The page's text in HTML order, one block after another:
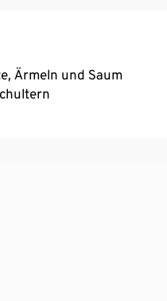
Ärmeln und Saum